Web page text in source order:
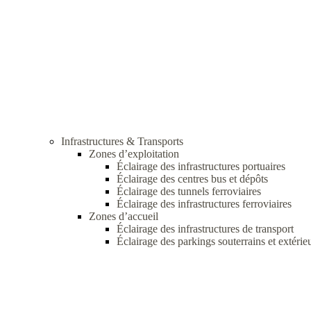
Infrastructures & Transports
Zones d’exploitation
Éclairage des infrastructures portuaires
Éclairage des centres bus et dépôts
Éclairage des tunnels ferroviaires
Éclairage des infrastructures ferroviaires
Zones d’accueil
Éclairage des infrastructures de transport
Éclairage des parkings souterrains et